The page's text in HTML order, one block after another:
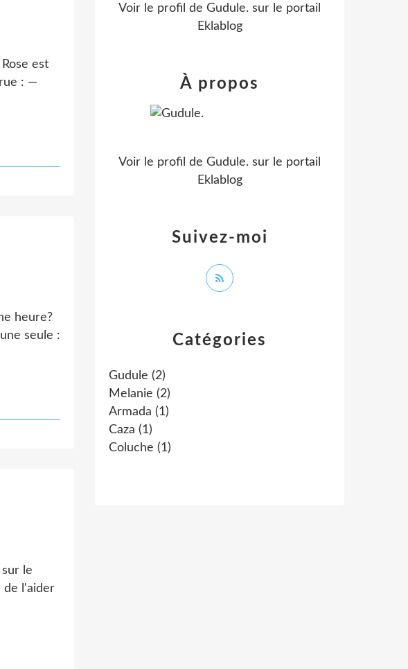
est
: —
heure?
seule :
le
de l'aider
Catégories
Gudule (2)
Melanie (2)
Armada (1)
Caza (1)
Coluche (1)
Voir le profil de Gudule. sur le portail
Eklablog
Suivez-moi
À propos
Voir le profil de Gudule. sur le portail
Eklablog